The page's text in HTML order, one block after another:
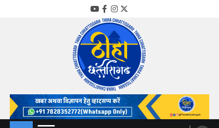
YouTube
Facebook
Instagram
Twitter
Thiha Chhattisgarh
गोठ जन-जन के